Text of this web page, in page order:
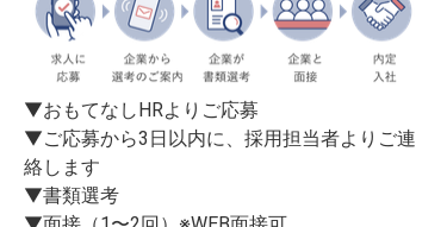
▼おもてなしHRよりご応募
▼ご応募から3日以内に、採用担当者よりご連
絡します
▼書類選考